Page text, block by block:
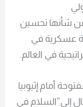
من شأنها تحسين
عسكرية في
في العالم.
أمام إثيوبيا
إلى”السلام في